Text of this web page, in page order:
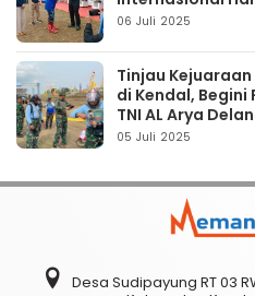
06 Juli 2025
Tinjau
di Kendal,
TNI AL Arya
05 Juli 2025
Desa Sudipayung RT 03